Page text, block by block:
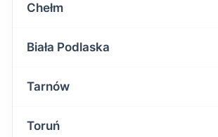
Chełm
Biała Podlaska
Tarnów
Toruń